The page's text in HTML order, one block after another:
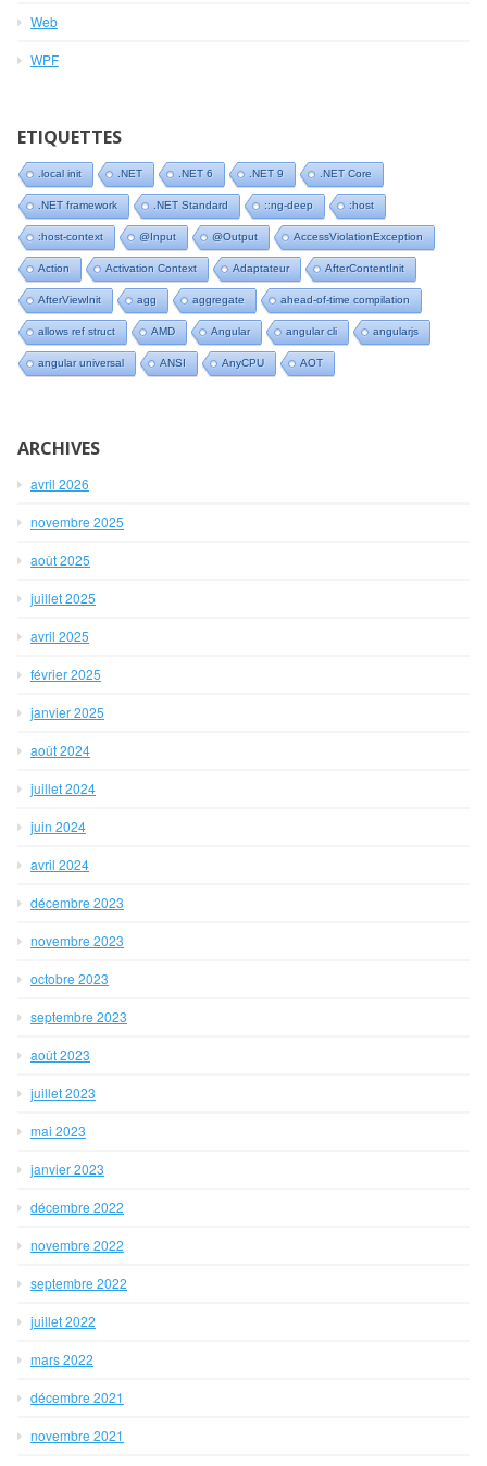
Web
WPF
ETIQUETTES
.local init .NET .NET 6 .NET 9 .NET Core
.NET framework .NET Standard ::ng-deep :host
:host-context @Input @Output AccessViolationException
Action Activation Context Adaptateur AfterContentInit
AfterViewInit agg aggregate ahead-of-time compilation
allows ref struct AMD Angular angular cli angularjs
angular universal ANSI AnyCPU AOT
ARCHIVES
avril 2026
novembre 2025
août 2025
juillet 2025
avril 2025
février 2025
janvier 2025
août 2024
juillet 2024
juin 2024
avril 2024
décembre 2023
novembre 2023
octobre 2023
septembre 2023
août 2023
juillet 2023
mai 2023
janvier 2023
décembre 2022
novembre 2022
septembre 2022
juillet 2022
mars 2022
décembre 2021
novembre 2021